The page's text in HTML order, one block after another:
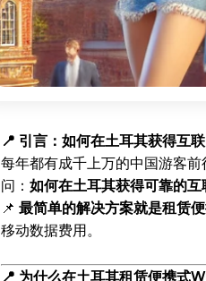
📍 引言：如何在土耳其获得互
每年都有成千上万的中国游客
问： 如何在土耳其获得可靠的
📌 最简单的解决方案就是租赁
移动数据费用。
📍 为什么在土耳其租赁便携式